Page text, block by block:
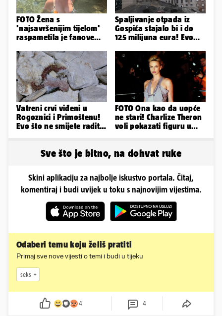
FOTO Žena s
'najsavršenijim tijelom'
raspametila je fanove
plićaka
Spaljivanje otpada iz
Gospića stajalo bi i do
125 milijuna eura! Evo
najizglednija
Vatreni crvi viđeni u
Rogoznici i Primoštenu!
Evo što ne smijete raditi
FOTO Ona kao da uopće
ne stari! Charlize Theron
voli pokazati figuru u
Sve što je bitno, na dohvat ruke
Skini aplikaciju za najbolje iskustvo portala. Čitaj,
komentiraj i budi uvijek u toku s najnovijim vijestima.
Odaberi temu koju želiš pratiti
Primaj sve nove vijesti o temi i budi u tijeku
seks
4 4